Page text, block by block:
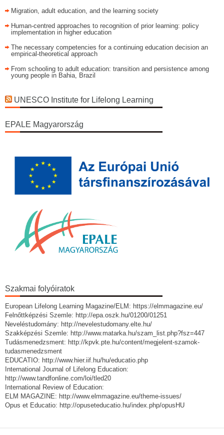
Migration, adult education, and the learning society
Human-centred approaches to recognition of prior learning: policy
implementation in higher education
The necessary competencies for a continuing education decision an
empirical-theoretical approach
From schooling to adult education: transition and persistence among
young people in Bahia, Brazil
UNESCO Institute for Lifelong Learning
EPALE Magyarország
Szakmai folyóiratok
European Lifelong Learning Magazine/ELM: https://elmmagazine.eu/
Felnőttképzési Szemle: http://epa.oszk.hu/01200/01251
Neveléstudomány: http://nevelestudomany.elte.hu/
Szakképzési Szemle: http://www.matarka.hu/szam_list.php?fsz=447
Tudásmenedzsment: http://kpvk.pte.hu/content/megjelent-szamok-
tudasmenedzsment
EDUCATIO: http://www.hier.iif.hu/hu/educatio.php
International Journal of Lifelong Education:
http://www.tandfonline.com/loi/tled20
International Review of Education:
ELM MAGAZINE: http://www.elmmagazine.eu/theme-issues/
Opus et Educatio: http://opuseteducatio.hu/index.php/opusHU